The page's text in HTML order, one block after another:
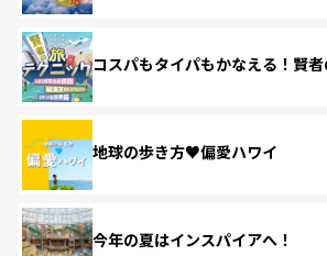
コスパもタイパもかなえる！賢
地球の歩き方♥偏愛ハワイ
今年の夏はインスパイアへ！